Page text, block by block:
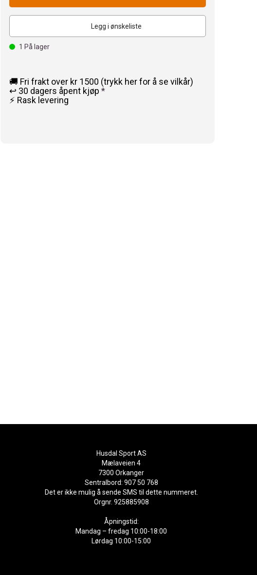
Legg i ønskeliste
1 På lager
🚚 Fri frakt over kr 1500 (trykk her for å se vilkår)
↩️ 30 dagers åpent kjøp*
⚡ Rask levering
Husdal Sport AS
Mælaveien 4
7300 Orkanger
Sentralbord: 907 50 768
Det er ikke mulig å sende SMS til dette nummeret.
Orgnr. 925885908
Åpningstid:
Mandag – fredag 10:00-18:00
Lørdag 10:00-15:00